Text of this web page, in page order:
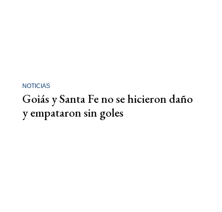
NOTICIAS
Goiás y Santa Fe no se hicieron daño
y empataron sin goles